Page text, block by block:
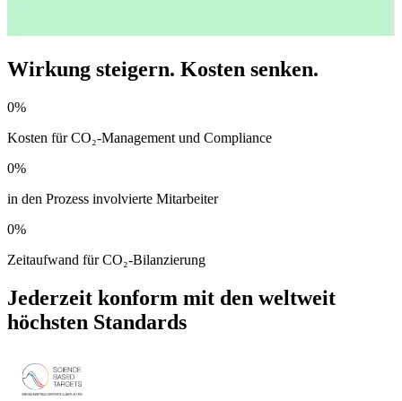
Wirkung steigern. Kosten senken.
0%
Kosten für CO₂-Management und Compliance
0%
in den Prozess involvierte Mitarbeiter
0%
Zeitaufwand für CO₂-Bilanzierung
Jederzeit konform mit den weltweit
höchsten Standards